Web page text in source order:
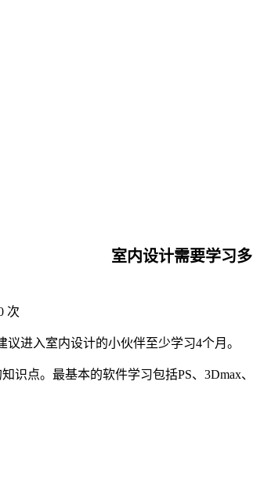
室内设计需要学习
次
进入室内设计的小伙伴至少学习4个月。
识点。最基本的软件学习包括PS、